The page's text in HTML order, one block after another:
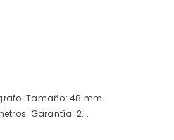
Tamaño: 48 mm.
Garantía: 2...